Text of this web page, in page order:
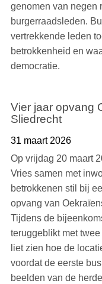
genomen van negen
burgerraadsleden.
vertrekkende leden
betrokkenheid en
democratie.
Vier jaar opvang
Sliedrecht
31 maart 2026
Op vrijdag 20 maart
Vries samen met
betrokkenen stil bij
opvang van
Tijdens de
teruggeblikt met
liet zien hoe de
voordat de eerste
beelden van de